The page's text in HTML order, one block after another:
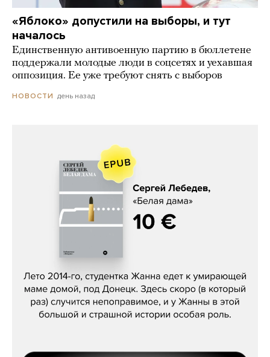
«Яблоко» допустили на выборы, и тут
началось
Единственную антивоенную партию в бюллетене
поддержали молодые люди в соцсетях и уехавшая
оппозиция. Ее уже требуют снять с выборов
НОВОСТИ день назад
Сергей Лебедев, «Белая дама»